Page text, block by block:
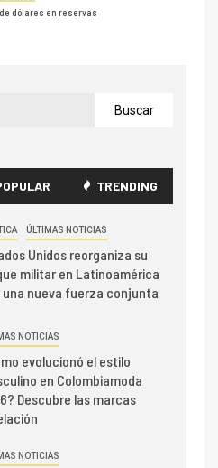
dólares en reservas
TRENDING
ÚLTIMAS NOTICIAS
Unidos reorganiza su
militar en Latinoamérica
una nueva fuerza conjunta
NOTICIAS
evolucionó el estilo
en Colombiamoda
Descubre las marcas
NOTICIAS